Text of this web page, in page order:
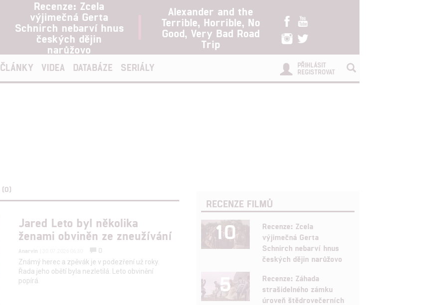
Recenze: Zcela
výjimečná Gerta
Schnirch nebarví hnus
českých dějin
narůžovo
Alexander and the
Terrible, Horrible, No
Good, Very Bad Road
Trip
ČLÁNKY VIDEA DATABÁZE SERIÁLY
PŘIHLÁSIT
REGISTROVAT
(0)
Jared Leto byl několika
ženami obviněn ze zneužívání
Anarvin
0
Známý herec a zpěvák je v podezření už roky.
Řada jeho obětí byla nezletilá. Leto obvinění
popírá.
RECENZE FILMŮ
10
Recenze: Zcela
výjimečná Gerta
Schnirch nebarví hnus
českých dějin narůžovo
5
Recenze: Záhada
strašidelného zámku
úroveň štědrovečerních